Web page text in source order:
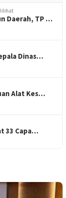
Daerah, TP …
Dinas…
Alat Kes…
33 Capa…